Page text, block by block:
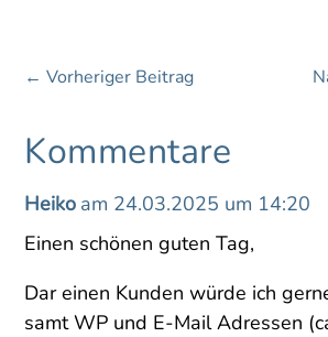
←Vorheriger Beitrag
Kommentare
Heiko am 24.03.2025 um 14:20
Einen schönen guten Tag,
Dar einen Kunden würde ich
samt WP und E-Mail Adressen